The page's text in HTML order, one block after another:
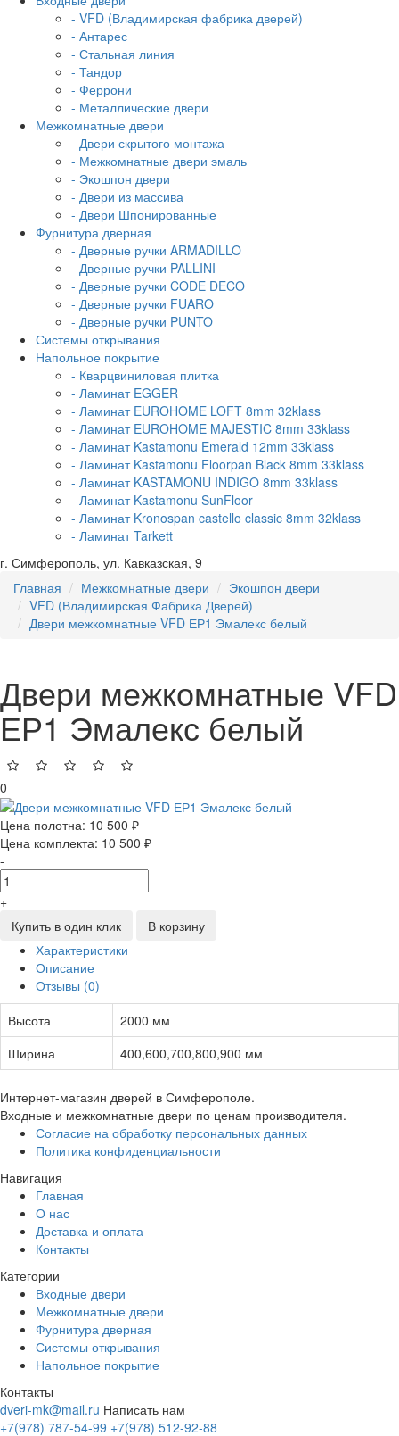
- VFD (Владимирская фабрика дверей)
- Антарес
- Стальная линия
- Тандор
- Феррони
- Металлические двери
Межкомнатные двери
- Двери скрытого монтажа
- Межкомнатные двери эмаль
- Экошпон двери
- Двери из массива
- Двери Шпонированные
Фурнитура дверная
- Дверные ручки ARMADILLO
- Дверные ручки PALLINI
- Дверные ручки CODE DECO
- Дверные ручки FUARO
- Дверные ручки PUNTO
Системы открывания
Напольное покрытие
- Кварцвиниловая плитка
- Ламинат EGGER
- Ламинат EUROHOME LOFT 8mm 32klass
- Ламинат EUROHOME MAJESTIC 8mm 33klass
- Ламинат Kastamonu Emerald 12mm 33klass
- Ламинат Kastamonu Floorpan Black 8mm 33klass
- Ламинат KASTAMONU INDIGO 8mm 33klass
- Ламинат Kastamonu SunFloor
- Ламинат Kronospan castello classic 8mm 32klass
- Ламинат Tarkett
г. Симферополь, ул. Кавказская, 9
Главная
Межкомнатные двери
Экошпон двери
VFD (Владимирская Фабрика Дверей)
Двери межкомнатные VFD ЕР1 Эмалекс белый
Двери межкомнатные VFD
ЕР1 Эмалекс белый
0
Цена полотна: 10 500 ₽
Цена комплекта: 10 500 ₽
-
+
Купить в один клик
В корзину
Характеристики
Описание
Отзывы (0)
Высота
2000 мм
Ширина
400,600,700,800,900 мм
Интернет-магазин дверей в Симферополе.
Входные и межкомнатные двери по ценам производителя.
Согласие на обработку персональных данных
Политика конфиденциальности
Навигация
Главная
О нас
Доставка и оплата
Контакты
Категории
Входные двери
Межкомнатные двери
Фурнитура дверная
Системы открывания
Напольное покрытие
Контакты
dveri-mk@mail.ru Написать нам
+7(978) 787-54-99 +7(978) 512-92-88